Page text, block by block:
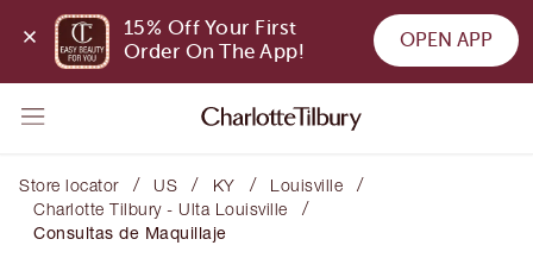
15% Off Your First
Order On The App!
OPEN APP
Store locator / US / KY / Louisville /
Charlotte Tilbury - Ulta Louisville /
Consultas de Maquillaje